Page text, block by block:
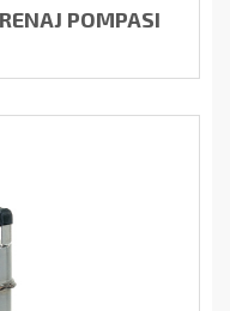
POMPASI